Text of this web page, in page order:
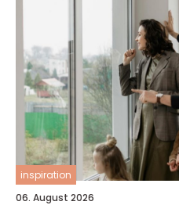
inspiration
06. August 2026